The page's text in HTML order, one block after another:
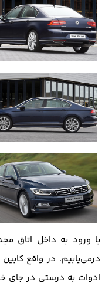
با ورود به داخل اتاق
درمی‌یابیم. در واقع
ادوات به درستی در جای